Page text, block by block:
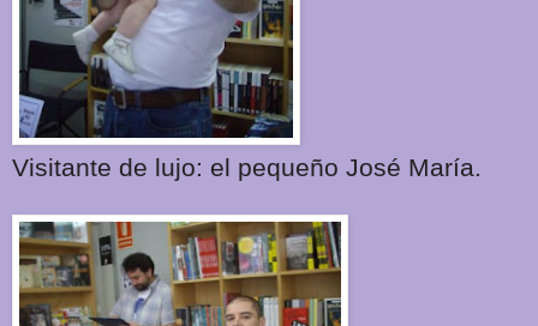
Visitante de lujo: el pequeño José María.